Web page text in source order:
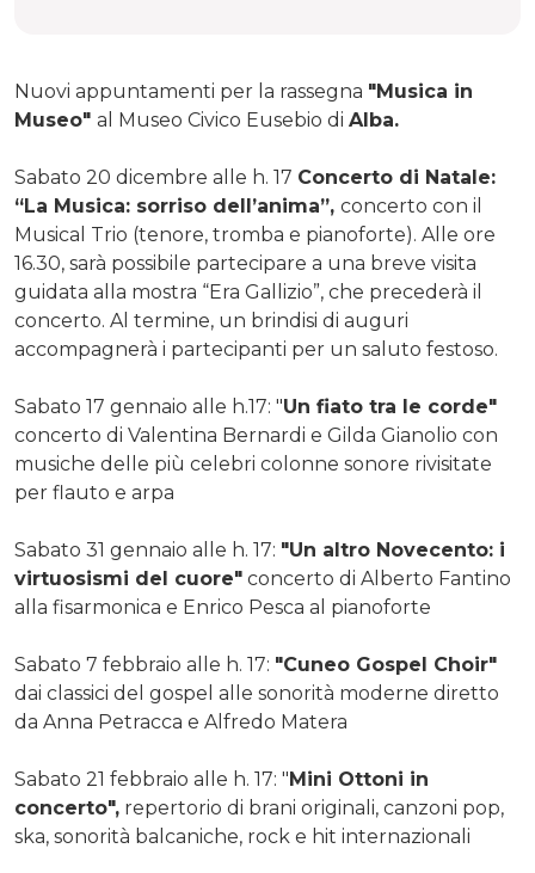
Nuovi appuntamenti per la rassegna "Musica in
Museo" al Museo Civico Eusebio di Alba.
Sabato 20 dicembre alle h. 17 Concerto di Natale:
“La Musica: sorriso dell’anima”, concerto con il
Musical Trio (tenore, tromba e pianoforte). Alle ore
16.30, sarà possibile partecipare a una breve visita
guidata alla mostra “Era Gallizio”, che precederà il
concerto. Al termine, un brindisi di auguri
accompagnerà i partecipanti per un saluto festoso.
Sabato 17 gennaio alle h.17: "Un fiato tra le corde"
concerto di Valentina Bernardi e Gilda Gianolio con
musiche delle più celebri colonne sonore rivisitate
per flauto e arpa
Sabato 31 gennaio alle h. 17: "Un altro Novecento: i
virtuosismi del cuore" concerto di Alberto Fantino
alla fisarmonica e Enrico Pesca al pianoforte
Sabato 7 febbraio alle h. 17: "Cuneo Gospel Choir"
dai classici del gospel alle sonorità moderne diretto
da Anna Petracca e Alfredo Matera
Sabato 21 febbraio alle h. 17: "Mini Ottoni in
concerto", repertorio di brani originali, canzoni pop,
ska, sonorità balcaniche, rock e hit internazionali